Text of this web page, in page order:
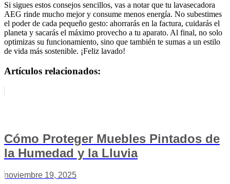
Si sigues estos consejos sencillos, vas a notar que tu lavasecadora
AEG rinde mucho mejor y consume menos energía. No subestimes
el poder de cada pequeño gesto: ahorrarás en la factura, cuidarás el
planeta y sacarás el máximo provecho a tu aparato. Al final, no solo
optimizas su funcionamiento, sino que también te sumas a un estilo
de vida más sostenible. ¡Feliz lavado!
Artículos relacionados:
Cómo Proteger Muebles Pintados de
la Humedad y la Lluvia
noviembre 19, 2025